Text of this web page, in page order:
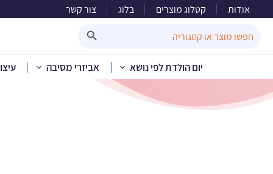
אודות קטלוג מוצרים בלוג צור קשר
for:
יום הולדת לפי נושא אביזרי מסיבה
בית»קטלוג מוצרים»